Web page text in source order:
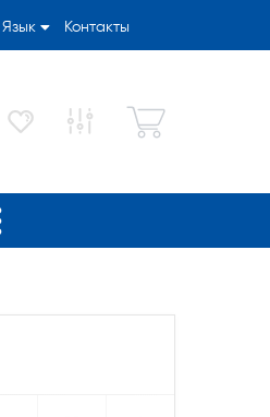
Язык Контакты